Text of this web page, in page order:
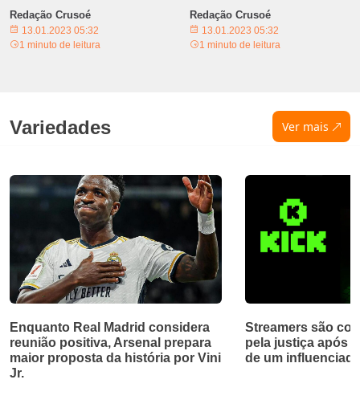
Redação Crusoé
13.01.2023 05:32
1 minuto de leitura
Redação Crusoé
13.01.2023 05:32
1 minuto de leitura
Variedades Ver mais
Enquanto Real Madrid considera
reunião positiva, Arsenal prepara
maior proposta da história por Vini
Jr.
Streamers são
pela justiça após
de um